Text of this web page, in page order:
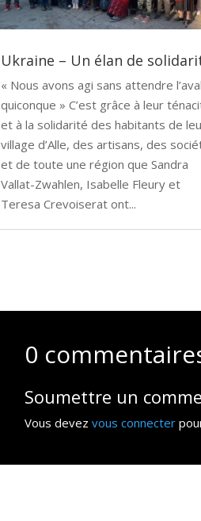
Ukraine – Un élan de
« Nous avons agi sans attendre
quiconque » C’est grâce à leur
et à la solidarité des habitants de
village d’Alle, des artisans, des
et de toute une région que Sandra
Vallat-Zwahlen, Isabelle Fleury et
Teresa Crevoiserat ont...
0
Soumettre un
Vous devezvous connecter